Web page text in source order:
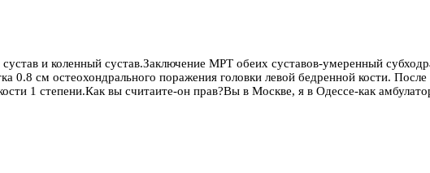
и коленный сустав.Заключение МРТ обеих суставов-умеренный
0.8 см остеохондрального поражения головки левой бедренной кости.
1 степени.Как вы считаите-он прав?Вы в Москве, я в Одессе-как